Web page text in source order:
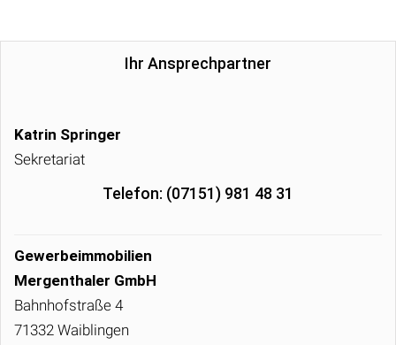
Ihr Ansprechpartner
Katrin Springer
Sekretariat
Telefon: (07151) 981 48 31
Gewerbeimmobilien
Mergenthaler GmbH
Bahnhofstraße 4
71332 Waiblingen